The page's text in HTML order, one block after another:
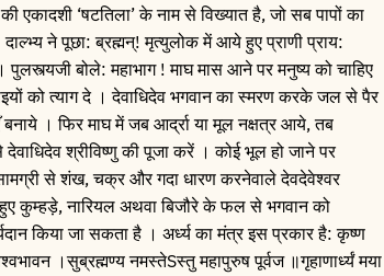
एकादशी ‘षटतिला’ के नाम से विख्यात है, जो सब पापों का
ने पूछा: ब्रह्मन्! मृत्युलोक में आये हुए प्राणी प्राय:
बोले: महाभाग ! माघ मास आने पर मनुष्य को चाहिए
को त्याग दे । देवाधिदेव भगवान का स्मरण करके जल से पैर
। फिर माघ में जब आर्द्रा या मूल नक्षत्र आये, तब
श्रीविष्णु की पूजा करें । कोई भूल हो जाने पर
से शंख, चक्र और गदा धारण करनेवाले देवदेवेश्वर
कुम्हड़े, नारियल अथवा बिजौरे के फल से भगवान को
किया जा सकता है । अर्ध्य का मंत्र इस प्रकार है: कृष्ण
।सुब्रह्मण्य नमस्तेSस्तु महापुरुष पूर्वज ॥गृहाणार्ध्यं मया